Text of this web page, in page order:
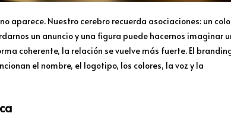
aparece. Nuestro cerebro recuerda asociaciones: un
un anuncio y una figura puede hacernos imaginar
coherente, la relación se vuelve más fuerte. El
el nombre, el logotipo, los colores, la voz y la